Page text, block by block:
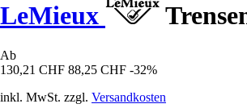
LeMieux
Ab
130,21 CHF 88,25 CHF -32%
inkl. MwSt. zzgl. Versandkosten